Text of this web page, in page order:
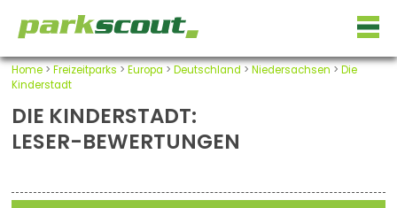
Home> Freizeitparks > Europa > Deutschland > Niedersachsen > Die
Kinderstadt
DIE KINDERSTADT:
LESER-BEWERTUNGEN